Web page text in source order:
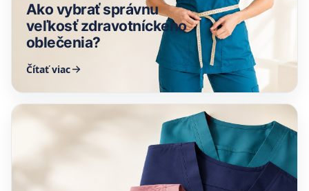
Ako vybrať správnu
veľkosť zdravotníckeho
oblečenia?
Čítať viac